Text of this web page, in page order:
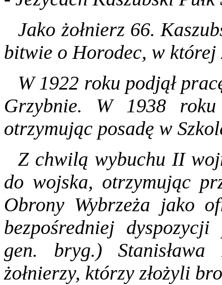
Jako żołnierz 66.
bitwie o Horodec, w której
W 1922 roku podjął
Grzybnie. W 1938
otrzymując posadę w
Z chwilą wybuchu II
do wojska, otrzymując
Obrony Wybrzeża jako
bezpośredniej
gen. bryg.)
żołnierzy, którzy złożyli